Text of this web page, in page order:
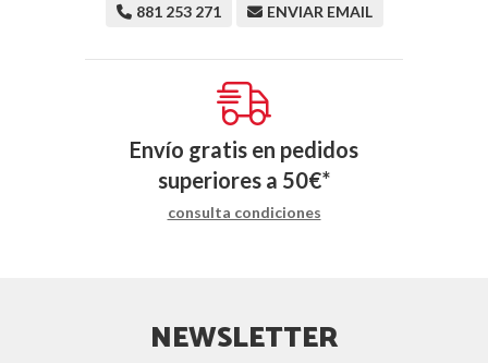
881 253 271 ENVIAR EMAIL
Envío gratis en pedidos
superiores a 50€*
consulta condiciones
NEWSLETTER